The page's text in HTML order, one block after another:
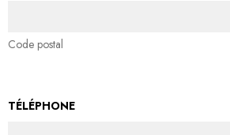
Code postal
TÉLÉPHONE